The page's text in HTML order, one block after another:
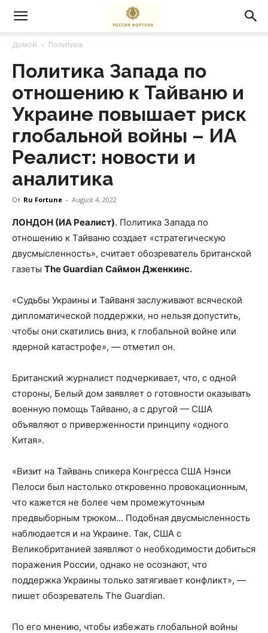
Домой Политика
Политика Запада по
отношению к Тайваню и
Украине повышает риск
глобальной войны – ИА
Реалист: новости и
аналитика
От Ru Fortune - August 4, 2022
ЛОНДОН (ИА Реалист). Политика Запада по
отношению к Тайваню создает «стратегическую
двусмысленность», считает обозреватель британской
газеты The Guardian Саймон Дженкинс.
«Судьбы Украины и Тайваня заслуживают всяческой
дипломатической поддержки, но нельзя допустить,
чтобы они скатились вниз, к глобальной войне или
ядерной катастрофе», — отметил он.
Британский журналист подчеркивает, что, с одной
стороны, Белый дом заявляет о готовности оказывать
военную помощь Тайваню, а с другой — США
объявляют о приверженности принципу «одного
Китая».
«Визит на Тайвань спикера Конгресса США Нэнси
Пелоси был настолько откровенно провокационным,
что кажется не более чем промежуточным
предвыборным трюком… Подобная двусмысленность
наблюдается и на Украине. Так, США с
Великобританией заявляют о необходимости добиться
поражения России, однако не осознают, что
поддержка Украины только затягивает конфликт», —
пишет обозреватель The Guardian.
По его мнению, чтобы избежать глобальной войны